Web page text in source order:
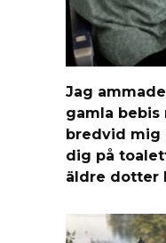
Jag
gamla bebis
bredvid mig
dig på
äldre dotter